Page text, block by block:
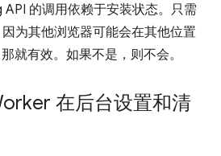
的调用依赖于安装状态。只需
为其他浏览器可能会在其他位置
就有效。如果不是，则不会。
在后台设置和清